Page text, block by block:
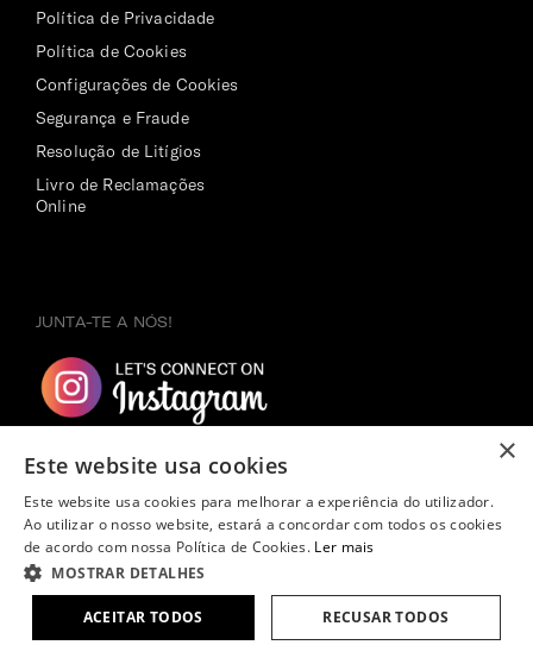
275,00€
Política de Privacidade
Política de Cookies
Configurações de Cookies
Segurança e Fraude
Resolução de Litígios
Livro de Reclamações
Online
JUNTA-TE A NÓS!
Copyright ©2026Samsonite. Todos os direitos reservados.
×
Este website usa cookies
Este website usa cookies para melhorar a experiência do utilizador.
Ao utilizar o nosso website, estará a concordar com todos os cookies
de acordo com nossa Política de Cookies. Ler mais
MOSTRAR DETALHES
ACEITAR TODOS RECUSAR TODOS